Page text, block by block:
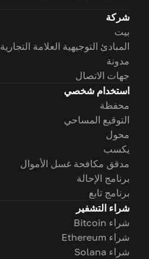
شركة
بيت
المبادئ التوجيهية العلامة التجارية
مدونة
جهات الاتصال
استخدام شخصي
محفظة
التوقيع المساحي
محول
يكسب
مدقق مكافحة غسل الأموال
برنامج الإحالة
برنامج تابع
شراء التشفير
شراء Bitcoin
شراء Ethereum
شراء Solana